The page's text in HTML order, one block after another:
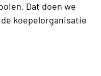
Dat doen we
koepelorganisatie